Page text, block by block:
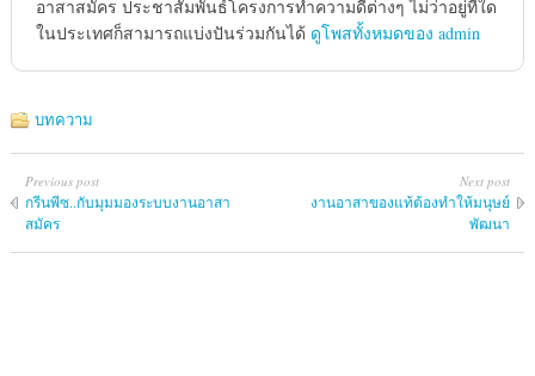
อาสาสมัคร ประชาสัมพันธ์โครงการทำความดีต่างๆ ไม่ว่าอยู่ที่ใด
ในประเทศก็สามารถแบ่งปันร่วมกันได้ ดูโพสทั้งหมดของ admin
บทความ
Previous post
กรีนพีซ..กับมุมมองระบบงานอาสา
สมัคร
Next post
งานอาสาของแท้ต้องทำให้มนุษย์
พัฒนา